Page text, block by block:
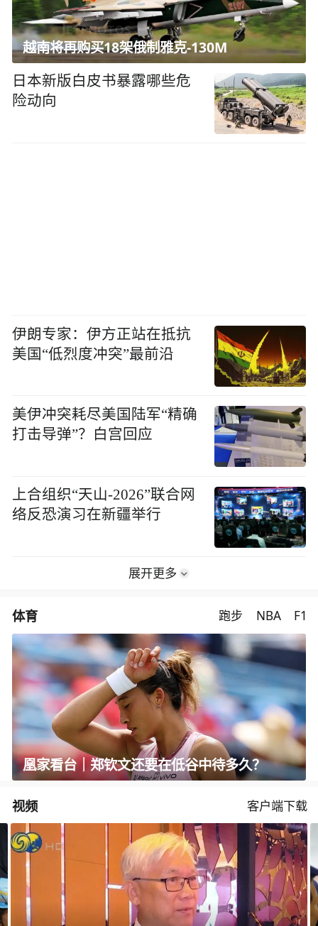
越南将再购买18架俄制雅克-130M
日本新版白皮书暴露哪些危
险动向
伊朗专家：伊方正站在抵抗
美国“低烈度冲突”最前沿
美伊冲突耗尽美国陆军“精确
打击导弹”？白宫回应
上合组织“天山-2026”联合网
络反恐演习在新疆举行
展开更多
体育 跑步 NBA F1
凰家看台｜郑钦文还要在低谷中待多久？
视频 客户端下载